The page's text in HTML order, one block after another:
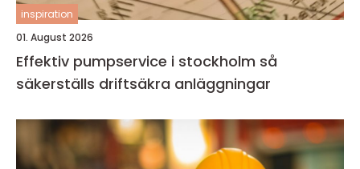
inspiration
01. August 2026
Effektiv pumpservice i stockholm så
säkerställs driftsäkra anläggningar